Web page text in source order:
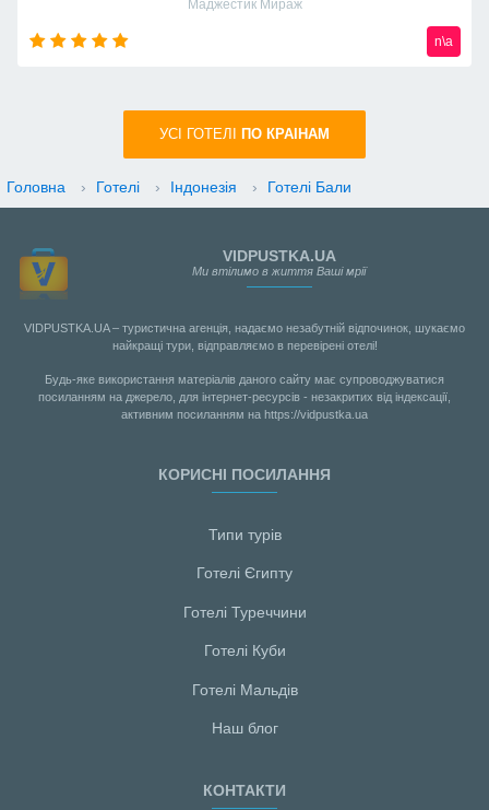
Маджестик Мираж
n\a
УСI ГОТЕЛІ ПО КРАIНАМ
Головна › Готелі › Індонезія › Готелі Бали
VIDPUSTKA.UA
Ми втілимо в життя Ваші мрії
VIDPUSTKA.UA – туристична агенція, надаємо незабутній відпочинок, шукаємо
найкращі тури, відправляємо в перевірені отелі!
Будь-яке використання матеріалів даного сайту має супроводжуватися
посиланням на джерело, для інтернет-ресурсів - незакритих від індексації,
активним посиланням на https://vidpustka.ua
КОРИСНІ ПОСИЛАННЯ
Типи турів
Готелі Єгипту
Готелі Туреччини
Готелі Куби
Готелі Мальдiв
Наш блог
КОНТАКТИ